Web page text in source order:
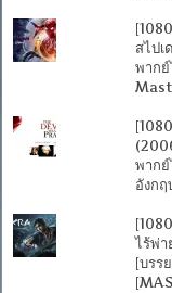
สไปเ
พาก
พาก
อังก
ไร้พ่
[บรร